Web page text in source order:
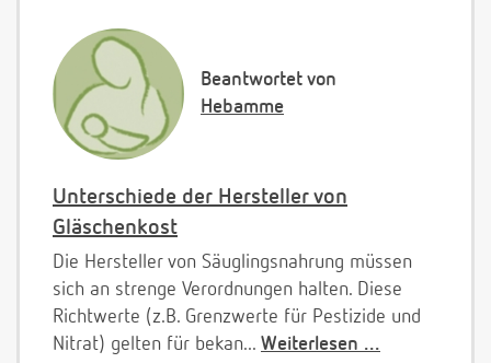
Beantwortet von
Hebamme
Unterschiede der Hersteller von
Gläschenkost
Die Hersteller von Säuglingsnahrung müssen
sich an strenge Verordnungen halten. Diese
Richtwerte (z.B. Grenzwerte für Pestizide und
Nitrat) gelten für bekan... Weiterlesen ...